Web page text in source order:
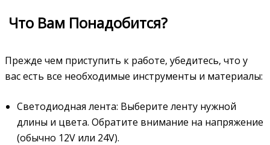
️ Что Вам Понадобится?
Прежде чем приступить к работе‚ убедитесь‚ что у
вас есть все необходимые инструменты и материалы:
Светодиодная лента: Выберите ленту нужной
длины и цвета. Обратите внимание на напряжение
(обычно 12V или 24V).